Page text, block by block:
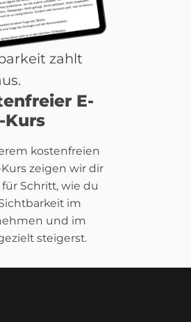
zahlt
E-
Kurs
kostenfreien
zeigen wir dir
Schritt, wie du
im
und im
steigerst.